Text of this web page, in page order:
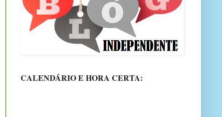
CALENDÁRIO E HORA CERTA: